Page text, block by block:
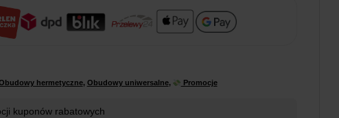
hermetyczne, Obudowy uniwersalne, Promocje
kuponów rabatowych